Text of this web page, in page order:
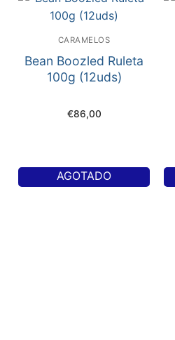
CARAMELOS
Bean Boozled Ruleta
100g (12uds)
€86,00
AGOTADO